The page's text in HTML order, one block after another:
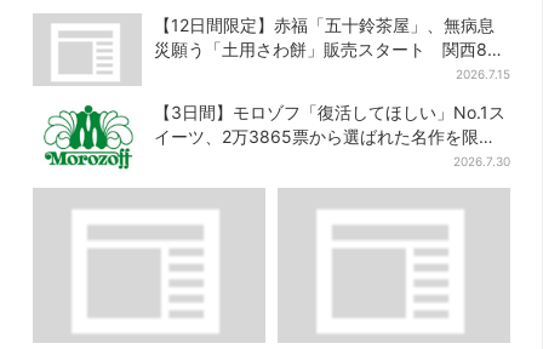
【12日間限定】赤福「五十鈴茶屋」、無病息
災願う「土用さわ餅」販売スタート 関西8カ
2026.7.15
【3日間】モロゾフ「復活してほしい」No.1ス
イーツ、2万3865票から選ばれた名作を限定
2026.7.30